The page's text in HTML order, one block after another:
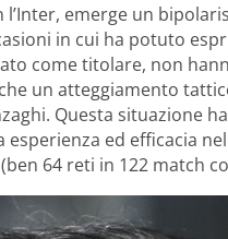
l’Inter, emerge un
in cui ha potuto
come titolare, non
un atteggiamento
Questa situazione
ed efficacia
64 reti in 122 match